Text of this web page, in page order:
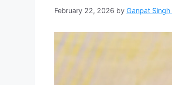
February 22, 2026 by Ganpat